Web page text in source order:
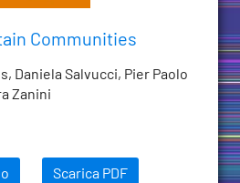
Communities
Daniela Salvucci, Pier Paolo
Zanini
Scarica PDF